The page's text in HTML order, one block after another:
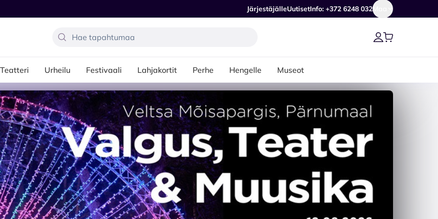
JärjestäjälleUutisetInfo: +372 6248 032Maa
Teatteri Urheilu Festivaali Lahjakortit Perhe Hengelle Museot